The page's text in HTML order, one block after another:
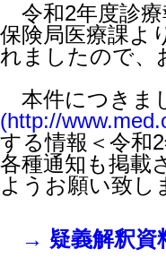
令和2年度診療
保険局医療課よ
れましたので、
本件につきま
(http://
する情報＜令和
各種通知も掲載
ようお願い致し
→ 疑義解釈資